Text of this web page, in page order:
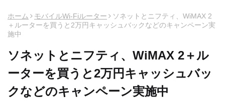
ホーム モバイルWi-Fiルーター
ソネットとニフティ、WiMAX 2
＋ルーターを買うと2万円キャッシュバックなどのキャンペーン実
施中
ソネットとニフティ、WiMAX 2＋ル
ーターを買うと2万円キャッシュバッ
クなどのキャンペーン実施中